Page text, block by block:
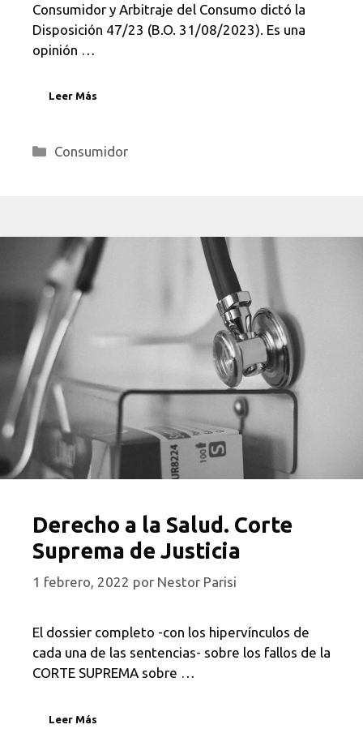
Consumidor y Arbitraje del Consumo dictó la
Disposición 47/23 (B.O. 31/08/2023). Es una
opinión …
Leer Más
Categorías
Consumidor
Derecho a la Salud. Corte
Suprema de Justicia
1 febrero, 2022 por Nestor Parisi
El dossier completo -con los hipervínculos de
cada una de las sentencias- sobre los fallos de la
CORTE SUPREMA sobre …
Leer Más